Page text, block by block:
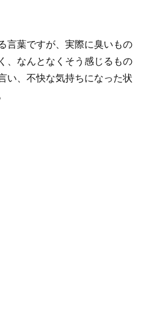
言葉ですが、実際に臭いもの
、なんとなくそう感じるもの
い、不快な気持ちになった状